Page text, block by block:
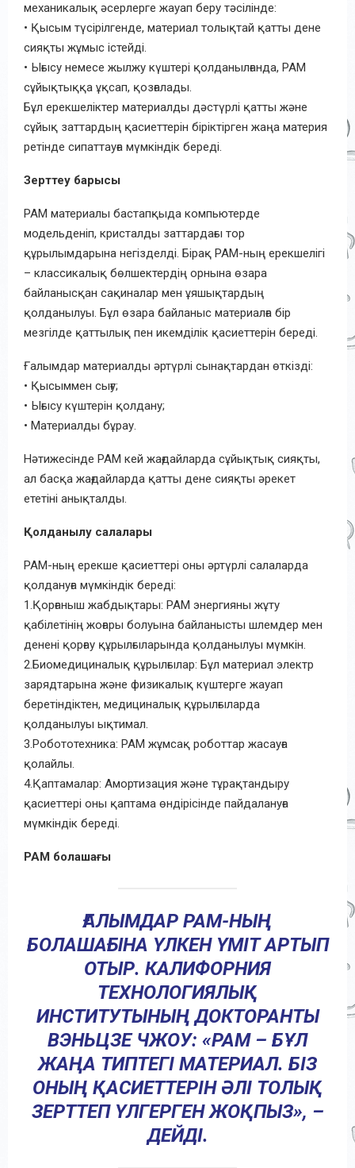
механикалық әсерлерге жауап беру тәсілінде:
• Қысым түсірілгенде, материал толықтай қатты дене
сияқты жұмыс істейді.
• Ығысу немесе жылжу күштері қолданылғанда, PAM
сұйықтыққа ұқсап, қозғалады.
Бұл ерекшеліктер материалды дәстүрлі қатты және
сұйық заттардың қасиеттерін біріктірген жаңа материя
ретінде сипаттауға мүмкіндік береді.
Зерттеу барысы
PAM материалы бастапқыда компьютерде
модельденіп, кристалды заттардағы тор
құрылымдарына негізделді. Бірақ PAM-ның ерекшелігі
– классикалық бөлшектердің орнына өзара
байланысқан сақиналар мен ұяшықтардың
қолданылуы. Бұл өзара байланыс материалға бір
мезгілде қаттылық пен икемділік қасиеттерін береді.
Ғалымдар материалды әртүрлі сынақтардан өткізді:
• Қысыммен сығу;
• Ығысу күштерін қолдану;
• Материалды бұрау.
Нәтижесінде PAM кей жағдайларда сұйықтық сияқты,
ал басқа жағдайларда қатты дене сияқты әрекет
ететіні анықталды.
Қолданылу салалары
PAM-ның ерекше қасиеттері оны әртүрлі салаларда
қолдануға мүмкіндік береді:
1.Қорғаныш жабдықтары: PAM энергияны жұту
қабілетінің жоғары болуына байланысты шлемдер мен
денені қорғау құрылғыларында қолданылуы мүмкін.
2.Биомедициналық құрылғылар: Бұл материал электр
зарядтарына және физикалық күштерге жауап
беретіндіктен, медициналық құрылғыларда
қолданылуы ықтимал.
3.Робототехника: PAM жұмсақ роботтар жасауға
қолайлы.
4.Қаптамалар: Амортизация және тұрақтандыру
қасиеттері оны қаптама өндірісінде пайдалануға
мүмкіндік береді.
PAM болашағы
ҒАЛЫМДАР PAM-НЫҢ
БОЛАШАҒЫНА ҮЛКЕН ҮМІТ АРТЫП
ОТЫР. КАЛИФОРНИЯ
ТЕХНОЛОГИЯЛЫҚ
ИНСТИТУТЫНЫҢ ДОКТОРАНТЫ
ВЭНЬЦЗЕ ЧЖОУ: «PAM – БҰЛ
ЖАҢА ТИПТЕГІ МАТЕРИАЛ. БІЗ
ОНЫҢ ҚАСИЕТТЕРІН ӘЛІ ТОЛЫҚ
ЗЕРТТЕП ҮЛГЕРГЕН ЖОҚПЫЗ», –
ДЕЙДІ.